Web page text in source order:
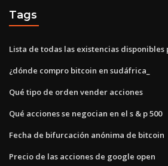
Tags
Lista de todas las existencias
¿dónde compro bitcoin en sudáfrica_
Qué tipo de orden vender acciones
Qué acciones se negocian en el s & p 500
Fecha de bifurcación anónima de bitcoin
Precio de las acciones de google open